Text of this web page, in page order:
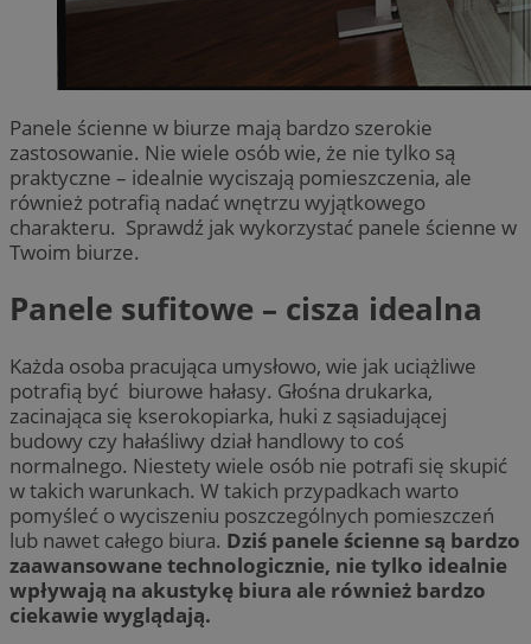
Panele ścienne w biurze mają bardzo szerokie
zastosowanie. Nie wiele osób wie, że nie tylko są
praktyczne – idealnie wyciszają pomieszczenia, ale
również potrafią nadać wnętrzu wyjątkowego
charakteru. Sprawdź jak wykorzystać panele ścienne w
Twoim biurze.
Panele sufitowe – cisza idealna
Każda osoba pracująca umysłowo, wie jak uciążliwe
potrafią być biurowe hałasy. Głośna drukarka,
zacinająca się kserokopiarka, huki z sąsiadującej
budowy czy hałaśliwy dział handlowy to coś
normalnego. Niestety wiele osób nie potrafi się skupić
w takich warunkach. W takich przypadkach warto
pomyśleć o wyciszeniu poszczególnych pomieszczeń
lub nawet całego biura. Dziś panele ścienne są bardzo
zaawansowane technologicznie, nie tylko idealnie
wpływają na akustykę biura ale również bardzo
ciekawie wyglądają.